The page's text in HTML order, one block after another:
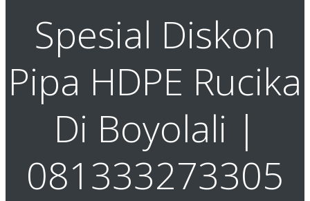
Spesial Diskon
Pipa HDPE Rucika
Di Boyolali |
081333273305